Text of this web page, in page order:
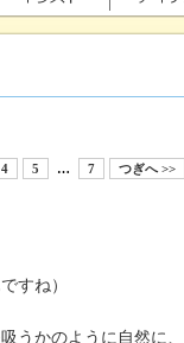
4 5 … 7 つぎへ >>
すね）
うかのように自然に、